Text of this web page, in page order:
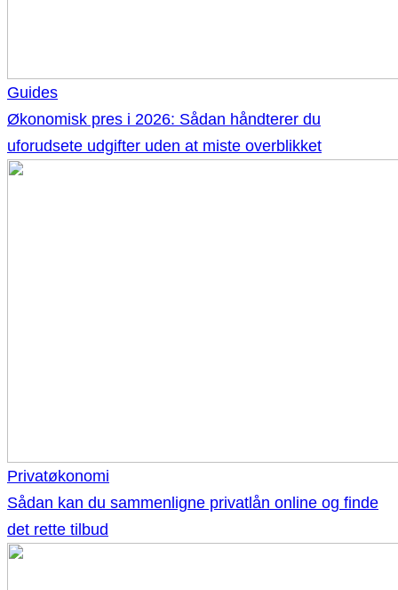
Guides
Økonomisk pres i 2026: Sådan håndterer du
uforudsete udgifter uden at miste overblikket
Privatøkonomi
Sådan kan du sammenligne privatlån online og finde
det rette tilbud